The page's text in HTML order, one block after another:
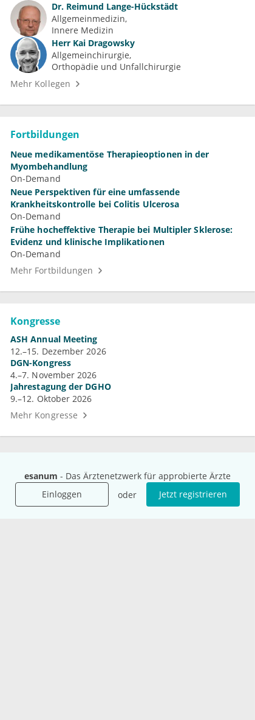
esanum - Das Ärztenetzwerk für approbierte Ärzte
Einloggen
oder Jetzt registrieren
Dr. Reimund Lange-Hückstädt
Allgemeinmedizin
Innere Medizin
Herr Kai Dragowsky
Allgemeinchirurgie
Orthopädie und Unfallchirurgie
Mehr Kollegen
Fortbildungen
Neue medikamentöse Therapieoptionen in der
Myombehandlung
On-Demand
Neue Perspektiven für eine umfassende
Krankheitskontrolle bei Colitis Ulcerosa
On-Demand
Frühe hocheffektive Therapie bei Multipler Sklerose:
Evidenz und klinische Implikationen
On-Demand
Mehr Fortbildungen
Kongresse
ASH Annual Meeting
12.–15. Dezember 2026
DGN-Kongress
4.–7. November 2026
Jahrestagung der DGHO
9.–12. Oktober 2026
Mehr Kongresse
Unternehmen
Ressourcen